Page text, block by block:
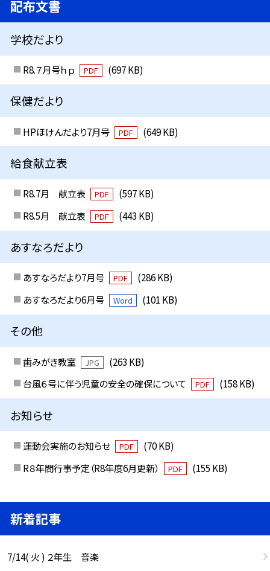
配布文書
学校だより
R8.７月号ｈｐ PDF (697 KB)
保健だより
HPほけんだより7月号 PDF (649 KB)
給食献立表
R8.7月 献立表 PDF
(597 KB)
R8.5月 献立表
PDF (443 KB)
あすなろだより
あすなろだより7月号 PDF
(286 KB)
あすなろだより6月号
Word (101 KB)
その他
歯みがき教室 JPG
(263 KB)
台風６号に伴う児童の安全の確保について
PDF (158 KB)
お知らせ
運動会実施のお知らせ PDF
(70 KB)
R８年間行事予定（R8年度6月更新）
PDF (155 KB)
新着記事
7/14( 火 ) ２年生 音楽